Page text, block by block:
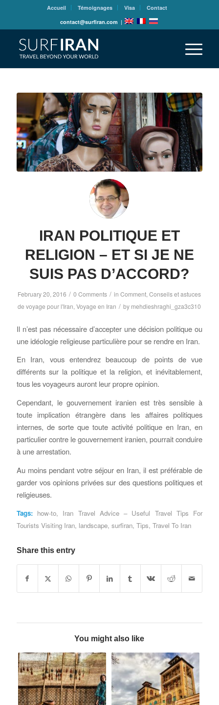
Accueil Témoignages Visa
Contact
contact@surfiran.com |
IRAN POLITIQUE ET
RELIGION – ET SI JE NE
SUIS PAS D’ACCORD?
February 20, 2016 / 0 Comments / inComment,Conseils et astuces
de voyage pour l'Iran,Voyage en Iran / by mehdieshraghi_gza3c310
Il n’est pas nécessaire d’accepter une décision politique ou
une idéologie religieuse particulière pour se rendre en Iran.
En Iran, vous entendrez beaucoup de points de vue
différents sur la politique et la religion, et inévitablement,
tous les voyageurs auront leur propre opinion.
Cependant, le gouvernement iranien est très sensible à
toute implication étrangère dans les affaires politiques
internes, de sorte que toute activité politique en Iran, en
particulier contre le gouvernement iranien, pourrait conduire
à une arrestation.
Au moins pendant votre séjour en Iran, il est préférable de
garder vos opinions privées sur des questions politiques et
religieuses.
Tags: how-to, Iran Travel Advice – Useful Travel Tips For
Tourists Visiting Iran, landscape, surfiran, Tips, Travel To Iran
Share this entry
You might also like